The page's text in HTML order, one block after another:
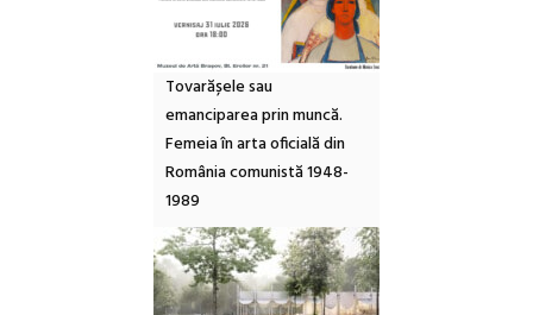
Tovarășele sau
emanciparea prin muncă.
Femeia în arta oficială din
România comunistă 1948-
1989